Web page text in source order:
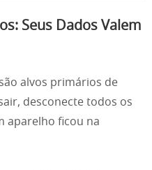
Seus Dados Valem
alvos primários de
desconecte todos os
aparelho ficou na